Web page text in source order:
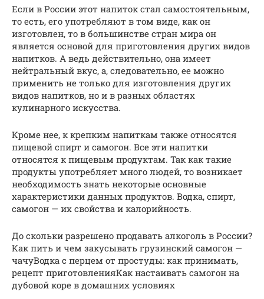
Если в России этот напиток стал самостоятельным,
то есть, его употребляют в том виде, как он
изготовлен, то в большинстве стран мира он
является основой для приготовления других видов
напитков. А ведь действительно, она имеет
нейтральный вкус, а, следовательно, ее можно
применить не только для изготовления других
видов напитков, но и в разных областях
кулинарного искусства.
Кроме нее, к крепким напиткам также относятся
пищевой спирт и самогон. Все эти напитки
относятся к пищевым продуктам. Так как такие
продукты употребляет много людей, то возникает
необходимость знать некоторые основные
характеристики данных продуктов. Водка, спирт,
самогон — их свойства и калорийность.
До скольки разрешено продавать алкоголь в России?
Как пить и чем закусывать грузинский самогон —
чачуВодка с перцем от простуды: как принимать,
рецепт приготовленияКак настаивать самогон на
дубовой коре в домашних условиях